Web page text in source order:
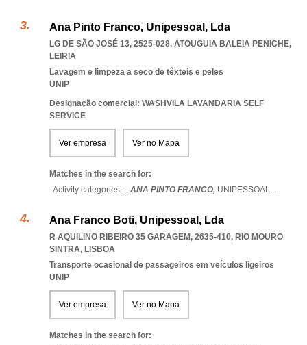
Ana Pinto Franco, Unipessoal, Lda
LG DE SÃO JOSÉ 13, 2525-028, ATOUGUIA BALEIA PENICHE,
LEIRIA
Lavagem e limpeza a seco de têxteis e peles
UNIP
Designação comercial: WASHVILA LAVANDARIA SELF
SERVICE
Ver empresa Ver no Mapa
Matches in the search for:
Activity categories: ...ANA PINTO FRANCO, UNIPESSOAL...
Ana Franco Boti, Unipessoal, Lda
R AQUILINO RIBEIRO 35 GARAGEM, 2635-410, RIO MOURO
SINTRA, LISBOA
Transporte ocasional de passageiros em veículos ligeiros
UNIP
Ver empresa Ver no Mapa
Matches in the search for: